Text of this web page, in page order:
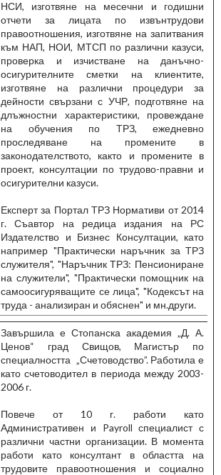
НСИ, изготвяне на месечни и годишни
отчети за лицата по извънтрудови
правоотношения, изготвяне на запитвания
към НАП, НОИ, МТСП по различни казуси,
проверка и изчистване на данъчно-
осигурителните сметки на клиентите,
изготвяне на различни процедури за
дейности свързани с УЧР, подготвяне на
длъжностни характеристики, провеждане
на обучения по ТРЗ, ежедневно
проследяване на промените в
законодателството, както и промените в
проект, консултации по трудово-правни и
осигурителни казуси.
Експерт за Портал ТРЗ Нормативи от 2014
г. Съавтор на редица издания на РС
Издателство и Бизнес Консултации, като
например "Практически наръчник за ТРЗ
служителя", "Наръчник ТРЗ: Пенсиониране
на служители", "Практически помощник на
самоосигуряващите се лица", "Кодексът на
труда - анализиран и обяснен" и мн.други.
Завършила е Стопанска академия „Д. А.
Ценов“ град Свищов, Магистър по
специалността „Счетоводство”. Работила е
като счетоводител в периода между 2003-
2006 г.
Повече от 10 г. работи като
Административен и Payroll специалист с
различни частни организации. В момента
работи като консултант в областта на
трудовите правоотношения и социално